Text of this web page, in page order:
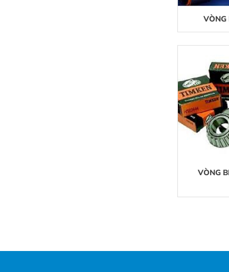
VÒNG
VÒNG